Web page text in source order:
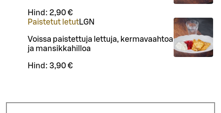
Hind: 2,90 €
Paistetut letutLGN
Voissa paistettuja lettuja, kermavaahtoa
ja mansikkahilloa
Hind: 3,90 €